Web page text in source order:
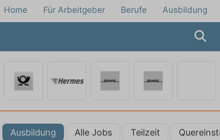
Home Für Arbeitgeber Berufe Ausbildung
Ausbildung Alle Jobs Teilzeit